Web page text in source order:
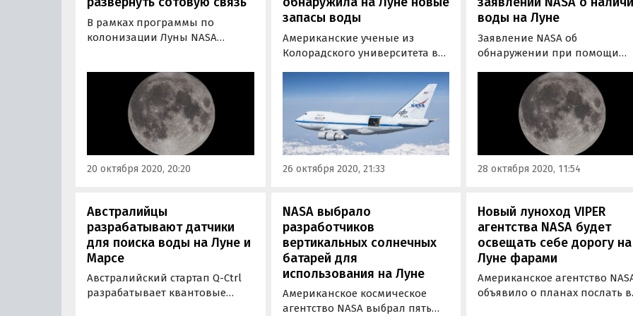
В рамках программы по
колонизации Луны NASA
сверхкомпактную сеть LTE/4G.
Планируется, что первая
лунная сотовая сеть начнет
функционировать уже в конце
2022 года.
20 октября 2020, 20:20
запасы воды
Американские ученые из
Колорадского университета в
полученные при помощи
стратосферной обсерватории
SOFIA, пришли к выводу, что
водных запасов на Луне
приблизительно вдвое больше,
чем предполагалось ранее.
26 октября 2020, 21:33
воды на Луне
Заявление NASA об
обнаружении при помощи
SOFIA молекул воды на Луне
является всего лишь
саморекламой. С таким
мнением выступил директор
Института космических
исследований РАН Анатолий
Петрукович в интервью
28 октября 2020, 11:54
Австралийцы
разрабатывают датчики
для поиска воды на Луне и
Марсе
Австралийский стартап Q-Ctrl
разрабатывает квантовые
NASA выбрало
разработчиков
вертикальных солнечных
батарей для
использования на Луне
Американское космическое
агентство NASA выбрал пять
Новый луноход VIPER
агентства NASA будет
освещать себе дорогу на
Луне фарами
Американское агентство
объявило о планах послать в